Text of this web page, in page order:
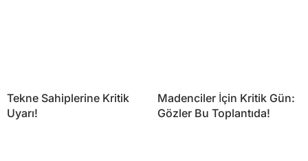
Tekne Sahiplerine Kritik
Uyarı!
Madenciler İçin Kritik Gün:
Gözler Bu Toplantıda!